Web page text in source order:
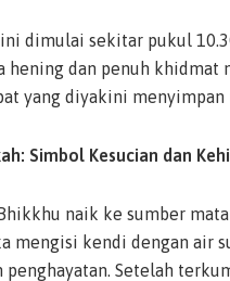
dimulai sekitar pukul
hening dan penuh
yang diyakini
Simbol Kesucian dan
naik ke sumber
mengisi kendi dengan air
penghayatan. Setelah